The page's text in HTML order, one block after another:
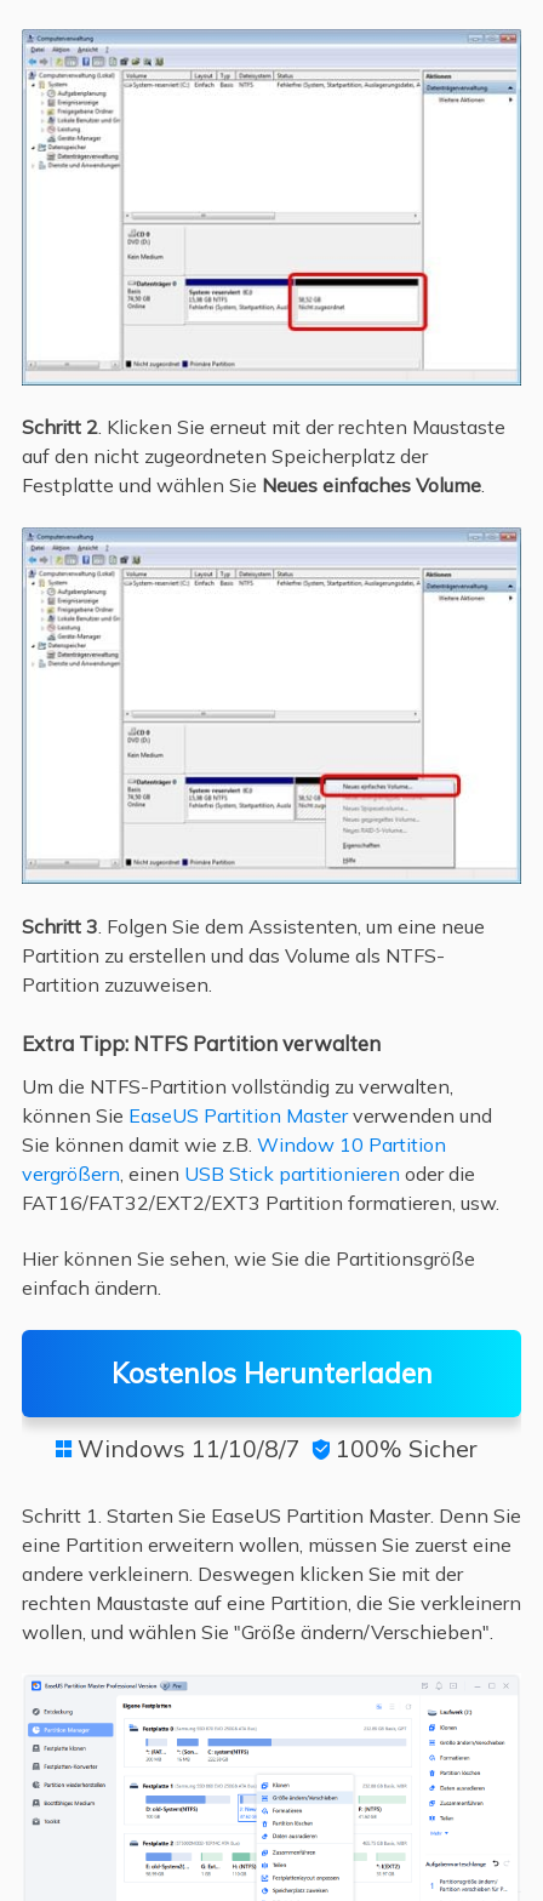
Schritt 2. Klicken Sie erneut mit der rechten Maustaste
auf den nicht zugeordneten Speicherplatz der
Festplatte und wählen Sie Neues einfaches Volume.
Schritt 3 . Folgen Sie dem Assistenten, um eine neue
Partition zu erstellen und das Volume als NTFS-
Partition zuzuweisen.
Extra Tipp: NTFS Partition verwalten
Um die NTFS-Partition vollständig zu verwalten,
können Sie EaseUS Partition Masterverwenden und
Sie können damit wie z.B. Window 10 Partition
vergrößern , einen USB Stick partitionieren oder die
FAT16/FAT32/EXT2/EXT3 Partition formatieren, usw.
Hier können Sie sehen, wie Sie die Partitionsgröße
einfach ändern.
Kostenlos Herunterladen
 Windows 11/10/8/7  100% Sicher
Schritt 1. Starten Sie EaseUS Partition Master. Denn Sie
eine Partition erweitern wollen, müssen Sie zuerst eine
andere verkleinern. Deswegen klicken Sie mit der
rechten Maustaste auf eine Partition, die Sie verkleinern
wollen, und wählen Sie "Größe ändern/Verschieben".